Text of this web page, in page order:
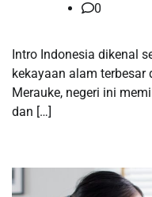
0
Intro Indonesia dikenal
kekayaan alam
Merauke, negeri ini
dan […]